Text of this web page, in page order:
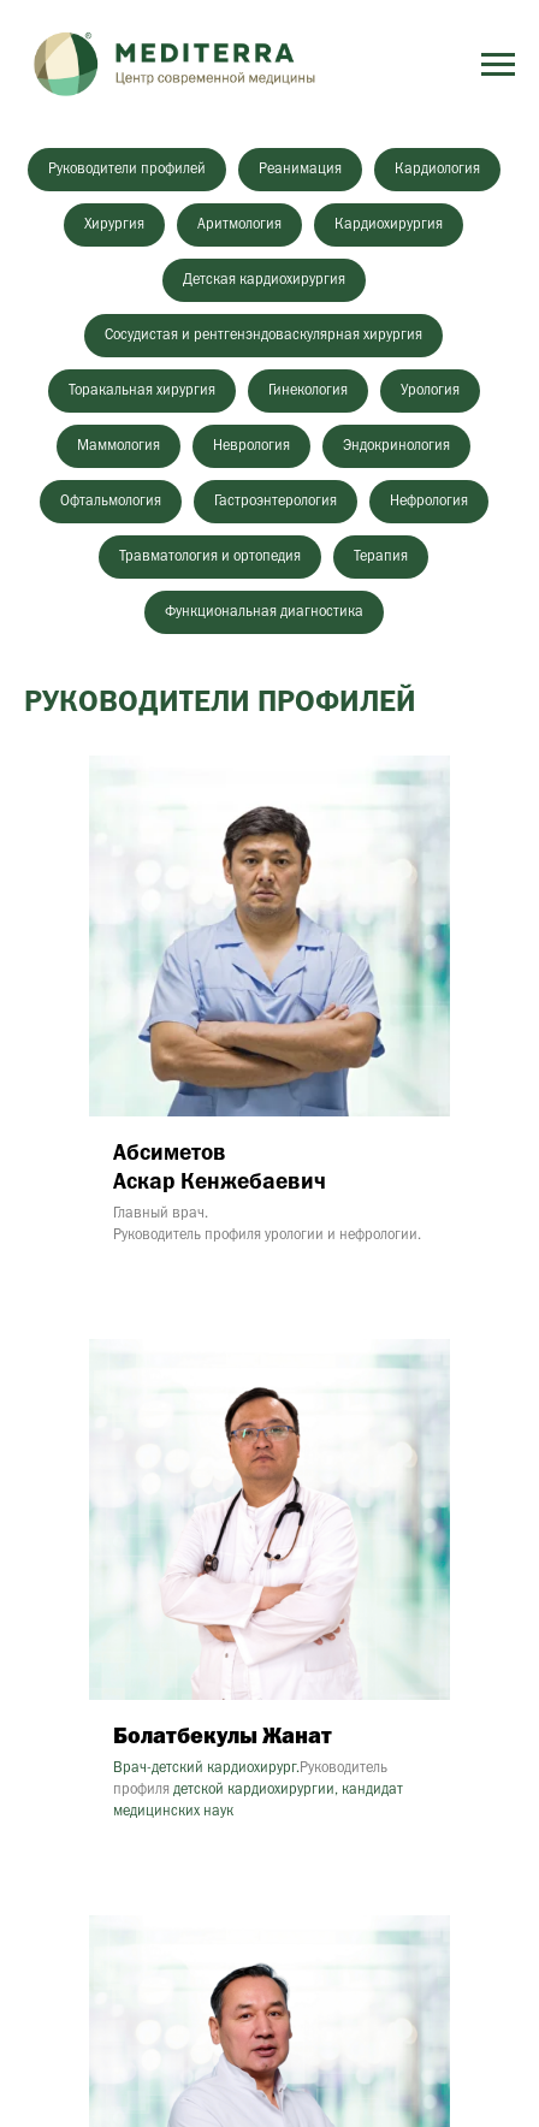
Руководители профилей Реанимация Кардиология
Хирургия Аритмология Кардиохирургия
Детская кардиохирургия
Сосудистая и рентгенэндоваскулярная хирургия
Торакальная хирургия Гинекология Урология
Маммология Неврология Эндокринология
Офтальмология Гастроэнтерология Нефрология
Травматология и ортопедия Терапия
Функциональная диагностика
РУКОВОДИТЕЛИ ПРОФИЛЕЙ
Абсиметов
Аскар Кенжебаевич
Главный врач.
Руководитель профиля урологии и нефрологии.
Болатбекулы Жанат
Врач-детский кардиохирург. Руководитель
профиля детской кардиохирургии, кандидат
медицинских наук